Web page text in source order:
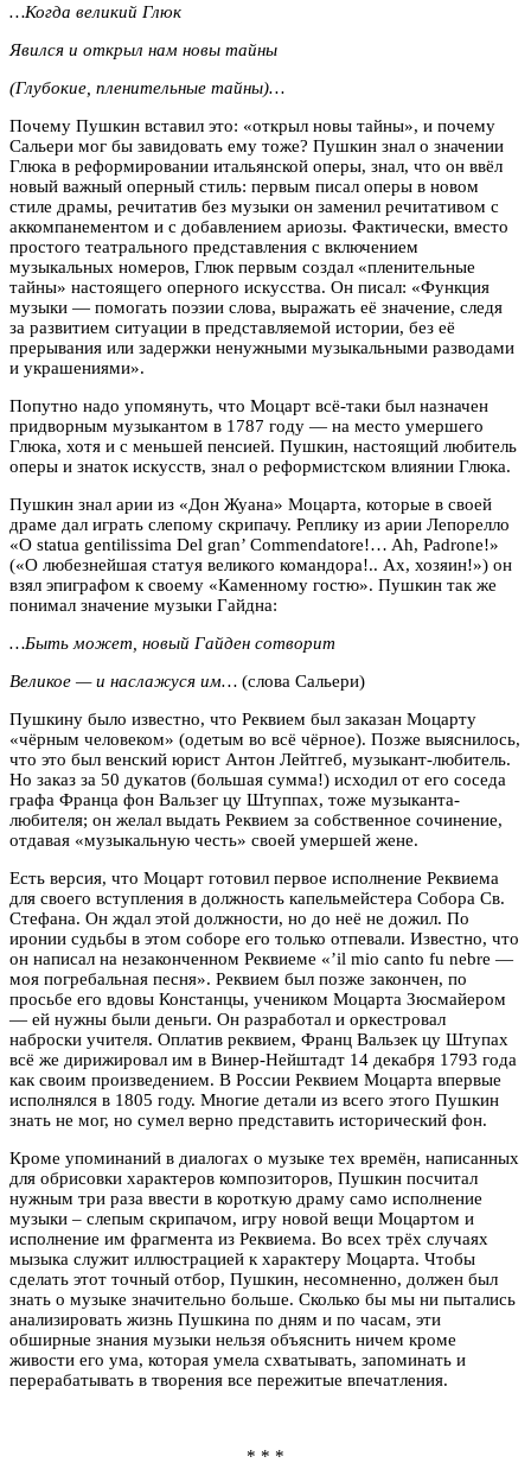
…Когда великий Глюк
Явился и открыл нам новы тайны
(Глубокие, пленительные тайны)…
Почему Пушкин вставил это: «открыл новы тайны», и почему
Сальери мог бы завидовать ему тоже? Пушкин знал о значении
Глюка в реформировании итальянской оперы, знал, что он ввёл
новый важный оперный стиль: первым писал оперы в новом
стиле драмы, речитатив без музыки он заменил речитативом с
аккомпанементом и с добавлением ариозы. Фактически, вместо
простого театрального представления с включением
музыкальных номеров, Глюк первым создал «пленительные
тайны» настоящего оперного искусства. Он писал: «Функция
музыки — помогать поэзии слова, выражать её значение, следя
за развитием ситуации в представляемой истории, без её
прерывания или задержки ненужными музыкальными разводами
и украшениями».
Попутно надо упомянуть, что Моцарт всё-таки был назначен
придворным музыкантом в 1787 году — на место умершего
Глюка, хотя и с меньшей пенсией. Пушкин, настоящий любитель
оперы и знаток искусств, знал о реформистском влиянии Глюка.
Пушкин знал арии из «Дон Жуана» Моцарта, которые в своей
драме дал играть слепому скрипачу. Реплику из арии Лепорелло
«O statua gentilissima Del gran’ Commendatore!… Ah, Padrone!»
(«О любезнейшая статуя великого командора!.. Ах, хозяин!») он
взял эпиграфом к своему «Каменному гостю». Пушкин так же
понимал значение музыки Гайдна:
…Быть может, новый Гайден сотворит
Великое — и наслажуся им… (слова Сальери)
Пушкину было известно, что Реквием был заказан Моцарту
«чёрным человеком» (одетым во всё чёрное). Позже выяснилось,
что это был венский юрист Антон Лейтгеб, музыкант-любитель.
Но заказ за 50 дукатов (большая сумма!) исходил от его соседа
графа Франца фон Вальзег цу Штуппах, тоже музыканта-
любителя; он желал выдать Реквием за собственное сочинение,
отдавая «музыкальную честь» своей умершей жене.
Есть версия, что Моцарт готовил первое исполнение Реквиема
для своего вступления в должность капельмейстера Собора Св.
Стефана. Он ждал этой должности, но до неё не дожил. По
иронии судьбы в этом соборе его только отпевали. Известно, что
он написал на незаконченном Реквиеме «’il mio canto fu nebre —
моя погребальная песня». Реквием был позже закончен, по
просьбе его вдовы Констанцы, учеником Моцарта Зюсмайером
— ей нужны были деньги. Он разработал и оркестровал
наброски учителя. Оплатив реквием, Франц Вальзек цу Штупах
всё же дирижировал им в Винер-Нейштадт 14 декабря 1793 года
как своим произведением. В России Реквием Моцарта впервые
исполнялся в 1805 году. Многие детали из всего этого Пушкин
знать не мог, но сумел верно представить исторический фон.
Кроме упоминаний в диалогах о музыке тех времён, написанных
для обрисовки характеров композиторов, Пушкин посчитал
нужным три раза ввести в короткую драму само исполнение
музыки – слепым скрипачом, игру новой вещи Моцартом и
исполнение им фрагмента из Реквиема. Во всех трёх случаях
мызыка служит иллюстрацией к характеру Моцарта. Чтобы
сделать этот точный отбор, Пушкин, несомненно, должен был
знать о музыке значительно больше. Сколько бы мы ни пытались
анализировать жизнь Пушкина по дням и по часам, эти
обширные знания музыки нельзя объяснить ничем кроме
живости его ума, которая умела схватывать, запоминать и
перерабатывать в творения все пережитые впечатления.
* * *